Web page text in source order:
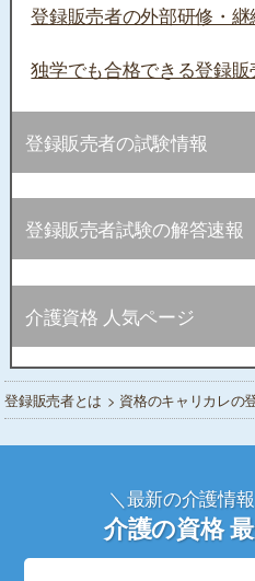
登録販売者の外部研修・継
独学でも合格できる登録
登録販売者の試験情報
登録販売者試験の解答速報
介護資格 人気ページ
登録販売者とは > 資格のキャリカレの
＼最新の介護情
介護の資格